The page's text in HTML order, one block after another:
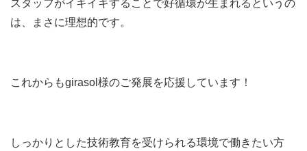
スタッフがイキイキすることで好循環が生まれるというの
は、まさに理想的です。
これからもgirasol様のご発展を応援しています！
しっかりとした技術教育を受けられる環境で働きたい方